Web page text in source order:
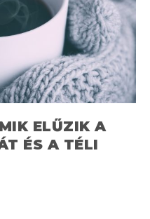
ELŰZIK A
ÉS A TÉLI